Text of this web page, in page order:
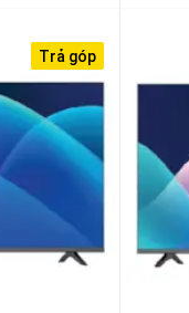
Trả góp